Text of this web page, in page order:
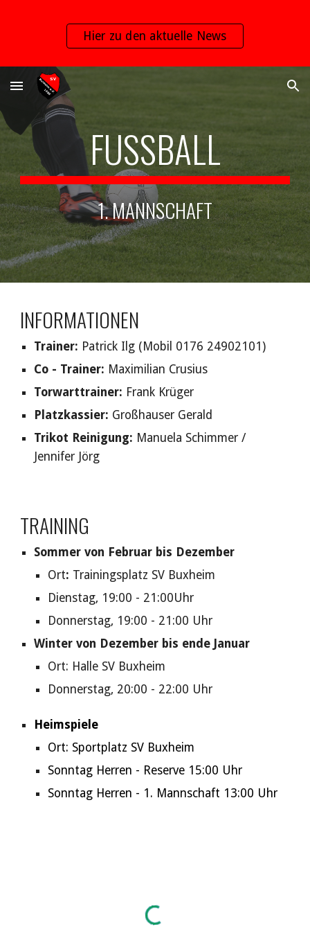
Skip to main content Skip to navigation
Hier zu den aktuelle News
FUSSBALL
1. MANNSCHAFT
INFORMATIONEN
Trainer: Patrick Ilg (Mobil 0176 24902101)
Co - Trainer: Maximilian Crusius
Torwarttrainer: Frank Krüger
Platzkassier: Großhauser Gerald
Trikot Reinigung: Manuela Schimmer /
Jennifer Jörg
TRAINING
Sommer von Februar bis Dezember
Ort: Trainingsplatz SV Buxheim
Dienstag, 19:00 - 21:00Uhr
Donnerstag, 19:00 - 21:00 Uhr
Winter von Dezember bis ende Januar
Ort: Halle SV Buxheim
Donnerstag, 20:00 - 22:00 Uhr
Heimspiele
Ort: Sportplatz SV Buxheim
Sonntag Herren - Reserve 15:00 Uhr
Sonntag Herren - 1. Mannschaft 13:00 Uhr